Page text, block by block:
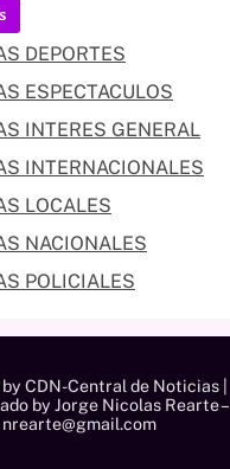
DEPORTES
ESPECTACULOS
INTERES GENERAL
INTERNACIONALES
LOCALES
NACIONALES
POLICIALES
CDN-Central de Noticias |
by Jorge Nicolas Rearte –
nrearte@gmail.com